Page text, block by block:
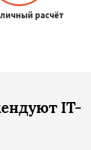
расчёт
IT-